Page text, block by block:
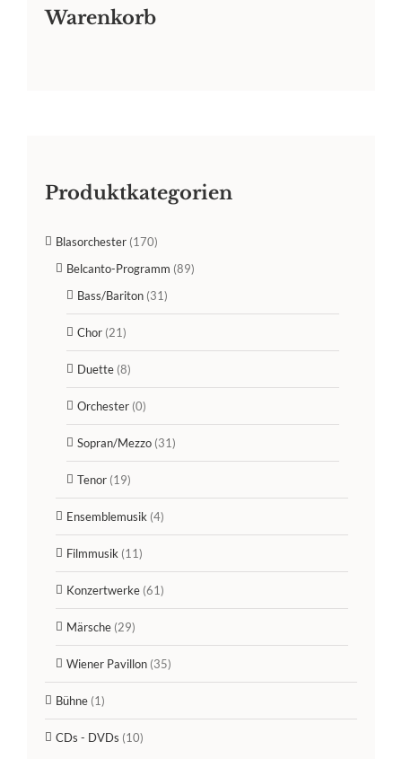
Produktkategorien
Blasorchester (170)
Belcanto-Programm (89)
Bass/Bariton (31)
Chor (21)
Duette (8)
Orchester (0)
Sopran/Mezzo (31)
Tenor (19)
Ensemblemusik (4)
Filmmusik (11)
Konzertwerke (61)
Märsche (29)
Wiener Pavillon (35)
Bühne (1)
CDs - DVDs (10)
Warenkorb